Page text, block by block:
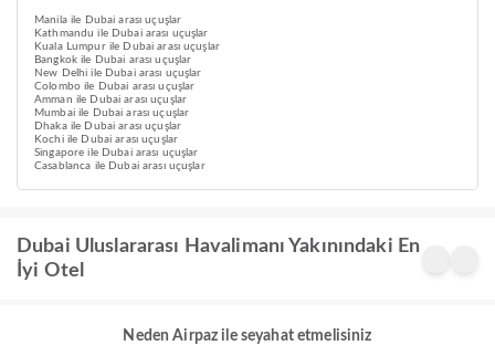
Manila ile Dubai arası uçuşlar
Kathmandu ile Dubai arası uçuşlar
Kuala Lumpur ile Dubai arası uçuşlar
Bangkok ile Dubai arası uçuşlar
New Delhi ile Dubai arası uçuşlar
Colombo ile Dubai arası uçuşlar
Amman ile Dubai arası uçuşlar
Mumbai ile Dubai arası uçuşlar
Dhaka ile Dubai arası uçuşlar
Kochi ile Dubai arası uçuşlar
Singapore ile Dubai arası uçuşlar
Casablanca ile Dubai arası uçuşlar
Dubai Uluslararası Havalimanı Yakınındaki En
İyi Otel
Neden Airpaz ile seyahat etmelisiniz